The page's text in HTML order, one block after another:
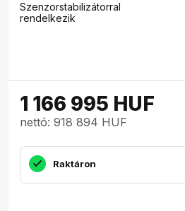
Szenzorstabilizátorral
rendelkezik
1 166 995 HUF
nettó: 918 894 HUF
Raktáron